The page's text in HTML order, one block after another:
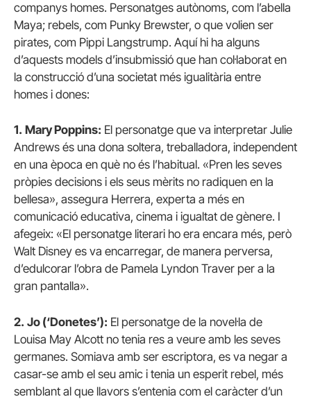
companys homes. Personatges autònoms, com l’abella
Maya; rebels, com Punky Brewster, o que volien ser
pirates, com Pippi Langstrump. Aquí hi ha alguns
d’aquests models d’insubmissió que han col·laborat en
la construcció d’una societat més igualitària entre
homes i dones:
1. Mary Poppins: El personatge que va interpretar Julie
Andrews és una dona soltera, treballadora, independent
en una època en què no és l’habitual. «Pren les seves
pròpies decisions i els seus mèrits no radiquen en la
bellesa», assegura Herrera, experta a més en
comunicació educativa, cinema i igualtat de gènere. I
afegeix: «El personatge literari ho era encara més, però
Walt Disney es va encarregar, de manera perversa,
d’edulcorar l’obra de Pamela Lyndon Traver per a la
gran pantalla».
2. Jo (‘Donetes’): El personatge de la novel·la de
Louisa May Alcott no tenia res a veure amb les seves
germanes. Somiava amb ser escriptora, es va negar a
casar-se amb el seu amic i tenia un esperit rebel, més
semblant al que llavors s’entenia com el caràcter d’un